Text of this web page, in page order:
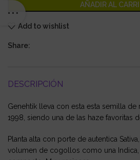
AÑADIR AL
Add to wishlist
Share:
DESCRIPCIÓN
Genehtik lleva con esta esta semilla de
1998, siendo una de las haze favoritas
Planta alta con porte de autentica
volumen de cogollos como una